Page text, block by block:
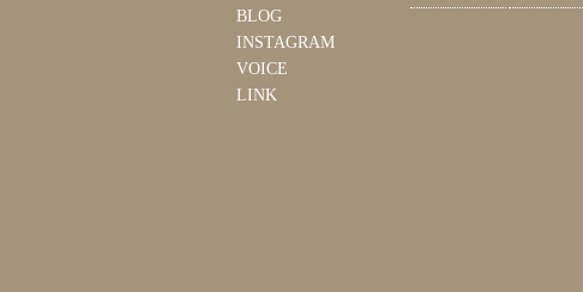
BLOG
INSTAGRAM
VOICE
LINK